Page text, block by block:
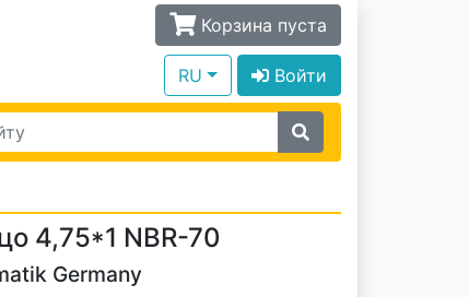
Корзина пуста
RU Войти
4,75*1 NBR-70
Germany